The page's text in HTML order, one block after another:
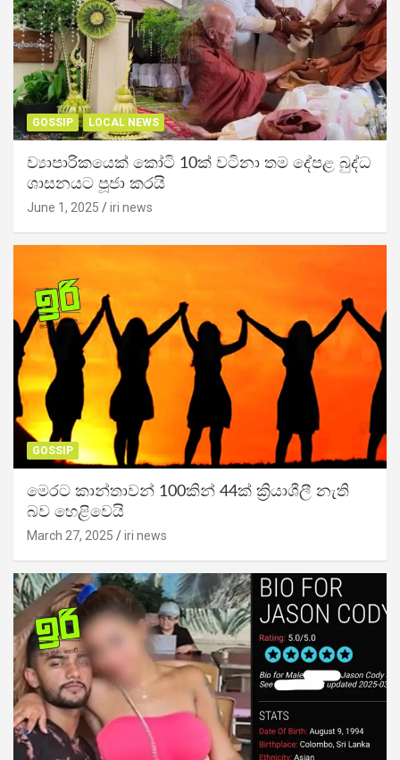
GOSSIP LOCAL NEWS
ව්‍යාපාරිකයෙක් කෝටි 10ක් වටිනා තම දේපළ බුද්ධ
ශාසනයට පූජා කරයි
June 1, 2025 iri news
GOSSIP
මෙරට කාන්තාවන් 100කින් 44ක් ක්‍රියාශීලී නැති
බව හෙළිවෙයි
March 27, 2025 iri news